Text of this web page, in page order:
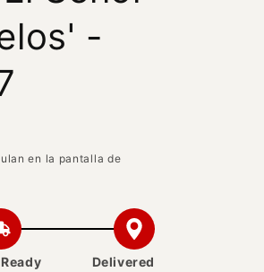
-
en la pantalla de
Delivered